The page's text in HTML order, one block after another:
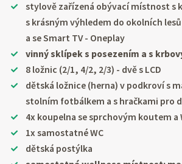
stylově zařízená obývací místnost s
s krásným výhledem do okolních
a se Smart TV - Oneplay
vinný sklípek s posezením a s
8 ložnic (2/1, 4/2, 2/3) - dvě s LCD
dětská ložnice (herna) v podkroví s
stolním fotbálkem a s hračkami pro
4x koupelna se sprchovým koutem a
1x samostatné WC
dětská postýlka